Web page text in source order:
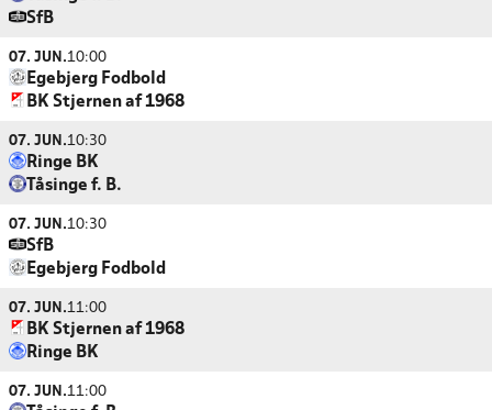
SfB
07. JUN.10:00
Egebjerg Fodbold
BK Stjernen af 1968
07. JUN.10:30
Ringe BK
Tåsinge f. B.
07. JUN.10:30
SfB
Egebjerg Fodbold
07. JUN.11:00
BK Stjernen af 1968
Ringe BK
07. JUN.11:00